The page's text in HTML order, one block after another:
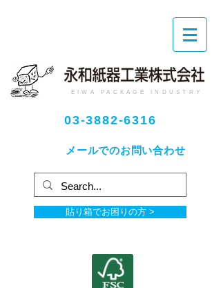
EIWA PACKAGE INDUSTRY
03-3882-6316
メールでのお問い合わせ
貼り箱でお困りの方 >